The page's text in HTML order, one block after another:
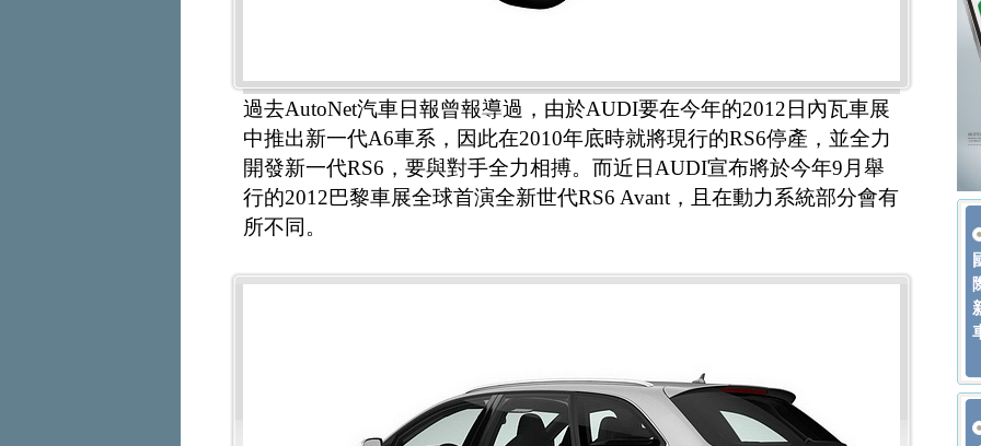
過去AutoNet汽車日報曾報導過，由於AUDI要在今年的2012日內瓦車展
中推出新一代A6車系，因此在2010年底時就將現行的RS6停產，並全力
開發新一代RS6，要與對手全力相搏。而近日AUDI宣布將於今年9月舉
行的2012巴黎車展全球首演全新世代RS6 Avant，且在動力系統部分會有
所不同。